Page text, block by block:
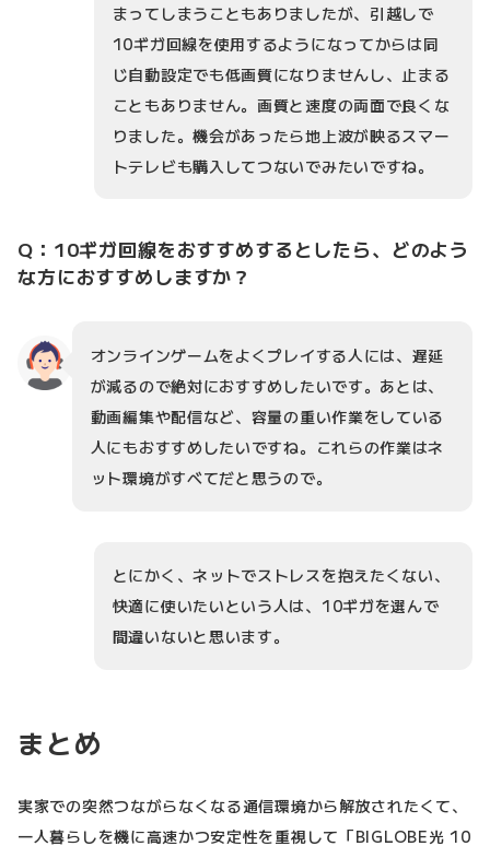
まってしまうこともありましたが、引越しで
10ギガ回線を使用するようになってからは同
じ自動設定でも低画質になりませんし、止まる
こともありません。画質と速度の両面で良くな
りました。機会があったら地上波が映るスマー
トテレビも購入してつないでみたいですね。
Q：10ギガ回線をおすすめするとしたら、どのよう
な方におすすめしますか？
オンラインゲームをよくプレイする人には、遅延
が減るので絶対におすすめしたいです。あとは、
動画編集や配信など、容量の重い作業をしている
人にもおすすめしたいですね。これらの作業はネ
ット環境がすべてだと思うので。
とにかく、ネットでストレスを抱えたくない、
快適に使いたいという人は、10ギガを選んで
間違いないと思います。
まとめ
実家での突然つながらなくなる通信環境から解放されたくて、
一人暮らしを機に高速かつ安定性を重視して「BIGLOBE光 10